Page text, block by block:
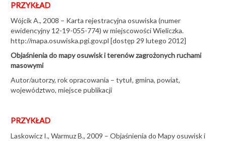
24-06-2026
20. rocznica SOPO
22-05-2026
Naukowiec z Wietnamu na polskich osuwiskach
20 lat SOPO na O!SUWISKU
PRZYKŁAD
Wójcik A., 2008 – Karta rejestracyjna osuwiska (numer
ewidencyjny 12-19-055-774) w miejscowości Wieliczka.
http://mapa.osuwiska.pgi.gov.pl [dostęp 29 lutego 2012]
Objaśnienia do mapy osuwisk i terenów zagrożonych ruchami
masowymi
Autor/autorzy, rok opracowania – tytuł, gmina, powiat,
województwo, miejsce publikacji
PRZYKŁAD
Laskowicz I., Warmuz B., 2009 – Objaśnienia do Mapy osuwisk i